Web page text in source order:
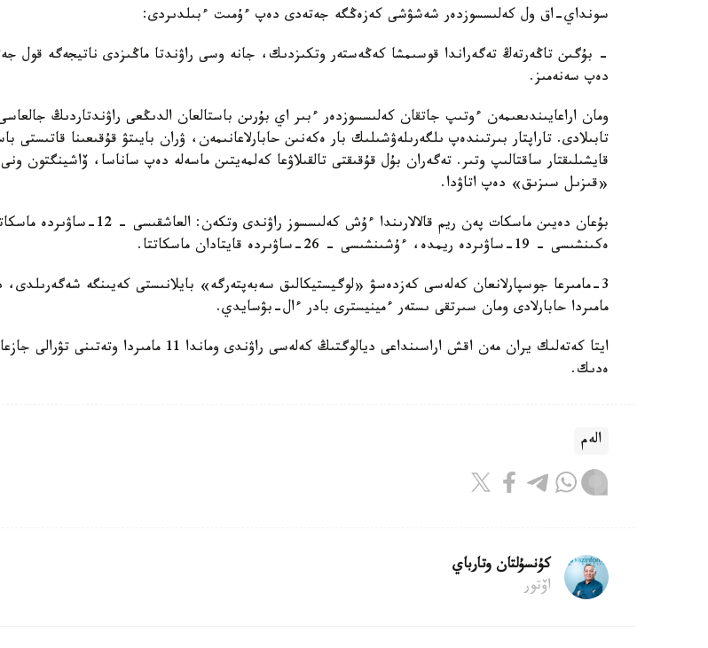
سونداي-اق ول كەلىسسوزدەر شەشۋشى كەزەڭگە جەتەدى دەپ ءۇمىت ءبىلدىردى:
- بۇگىن تاڭەرتەڭ تەگەراندا قوسىمشا كەڭەستەر وتكىزدىك، جانە وسى راۋندتا ماڭىزدى ناتيجەگە قول
دەپ سەنەمىز.
ومان اراعايىندىعىمەن ءوتىپ جاتقان كەلىسسوزدەر ءبىر اي بۇرىن باستالعان الدىڭعى راۋندتاردىڭ
تابىلادى. تاراپتار بىرتىندەپ ىلگەرىلەۋشىلىك بار ەكەنىن حابارلاعانىمەن، ۋران بايىتۋ قۇقىعىنا قاتىستى
قايشىلىقتار ساقتالىپ وتىر. تەگەران بۇل قۇقىقتى تالقىلاۋعا كەلمەيتىن ماسەلە دەپ ساناسا، ۆاشينگتون ونى
«قىزىل سىزىق» دەپ اتاۋدا.
بۇعان دەيىن ماسكات پەن ريم قالالارىندا ءۇش كەلىسسوز راۋندى وتكەن: العاشقىسى –
ەكىنشىسى – 19-ساۋىردە ريمدە، ءۇشىنشىسى – 26-ساۋىردە قايتادان ماسكاتتا.
مامىردا حابارلادى ومان سىرتقى ىستەر ءمينيسترى بادر ءال-بۋسايدي.
ايتا كەتەلىك يران مەن اقش اراسىنداعى ديالوگتىڭ كەلەسى راۋندى وماندا 11 مامىردا وتەتىنى
ەدىك.
الەم
كۇنسۇلتان وتارباي
اۆتور